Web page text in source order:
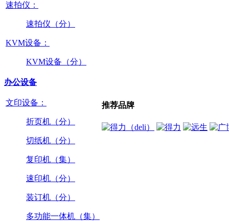
速拍仪：
速拍仪（分）
KVM设备：
KVM设备（分）
办公设备
文印设备：
折页机（分）
切纸机（分）
复印机（集）
速印机（分）
装订机（分）
多功能一体机（集）
推荐品牌